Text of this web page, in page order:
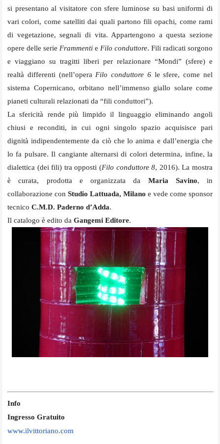
si presentano al visitatore con sfere luminose su basi uniformi di
vari colori, come satelliti dai quali partono fili opachi, come rami
di vegetazione, segnali di vita. Appartengono a questa sezione
opere delle serie Frammenti e Filo conduttore. Fili radicati sorgono
e viaggiano su tragitti liberi per relazionare “Mondi” (sfere) e
realtà differenti (nell’opera Filo conduttore 6le sfere, come nel
sistema Copernicano, orbitano nell’immenso giallo solare come
pianeti culturali relazionati da “fili conduttori”).
La sfericità rende più limpido il linguaggio eliminando angoli
chiusi e reconditi, in cui ogni singolo spazio acquisisce pari
dignità indipendentemente da ciò che lo anima e dall’energia che
lo fa pulsare. Il cangiante alternarsi di colori determina, infine, la
dialettica (dei fili) tra opposti (Filo conduttore 8, 2016). La mostra
è curata, prodotta e organizzata da Maria Savino, in
collaborazione con Studio Lattuada, Milano e vede come sponsor
tecnico C.M.D. Paderno d’Adda.
Il catalogo è edito da Gangemi Editore.
Info
Ingresso Gratuito
www.ilvittoriano.com